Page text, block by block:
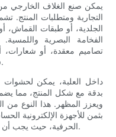
يمكن صنع الغلاف الخارجي من
التجارية ومتطلبات المنتج.
الجلدية، أو طبقات
الفخامة البصرية
تصاميم معقدة، أو شعارات،
فنية مخصصة تروي قصة أو تثير المشاعر.
داخل العلبة، يمكن
بدقة مع شكل المنتج، مما
ويعزز المظهر. هذا النوع من
بثمن للأجهزة الإلكترونية
الحرفية، حيث يجب أن تكون كل تفاصيل لحظة فتح العلبة مثالية.